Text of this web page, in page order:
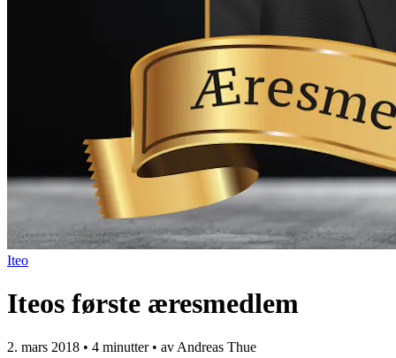
Iteo
Iteos første æresmedlem
2. mars 2018 • 4 minutter• av Andreas Thue